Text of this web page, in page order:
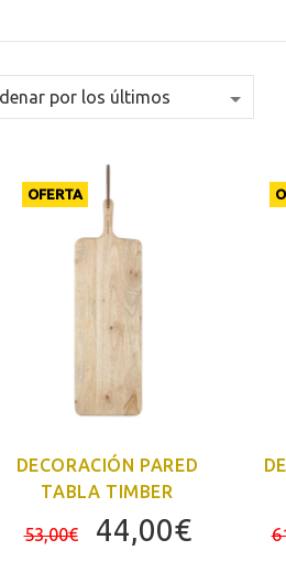
OFERTA
DECORACIÓN PARED
TABLA TIMBER
53,00€
El
44,00€El